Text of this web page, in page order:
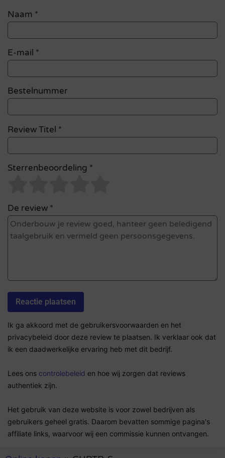
Naam *
E-mail *
Bestelnummer
Review Titel *
Sterrenbeoordeling *
De review *
Ik ga akkoord met de gebruikersvoorwaarden en het
privacybeleid door deze review te plaatsen. Ik verklaar ook dat
ik een daadwerkelijke ervaring heb met dit bedrijf.
Lees ons controlebeleid en hoe wij zorgen dat reviews
authentiek zijn.
Het gebruik van deze website is voor zowel bedrijven als
gebruikers geheel gratis. Daarom bevatten sommige pagina's
affiliate links, waarvoor wij een commissie kunnen ontvangen.